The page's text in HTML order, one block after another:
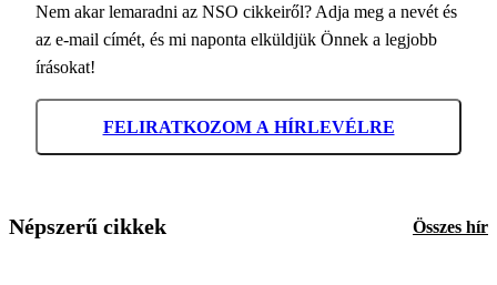
Nem akar lemaradni az NSO cikkeiről? Adja meg a nevét és
az e-mail címét, és mi naponta elküldjük Önnek a legjobb
írásokat!
FELIRATKOZOM A HÍRLEVÉLRE
Népszerű cikkek Összes hír